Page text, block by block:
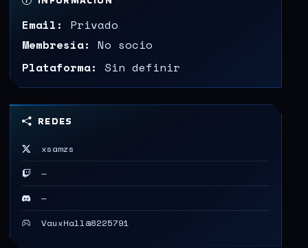
Email:
Privado
Membresía: No socio
Plataforma: Sin definir
REDES
xsamzs
—
—
VauxHall@8225791